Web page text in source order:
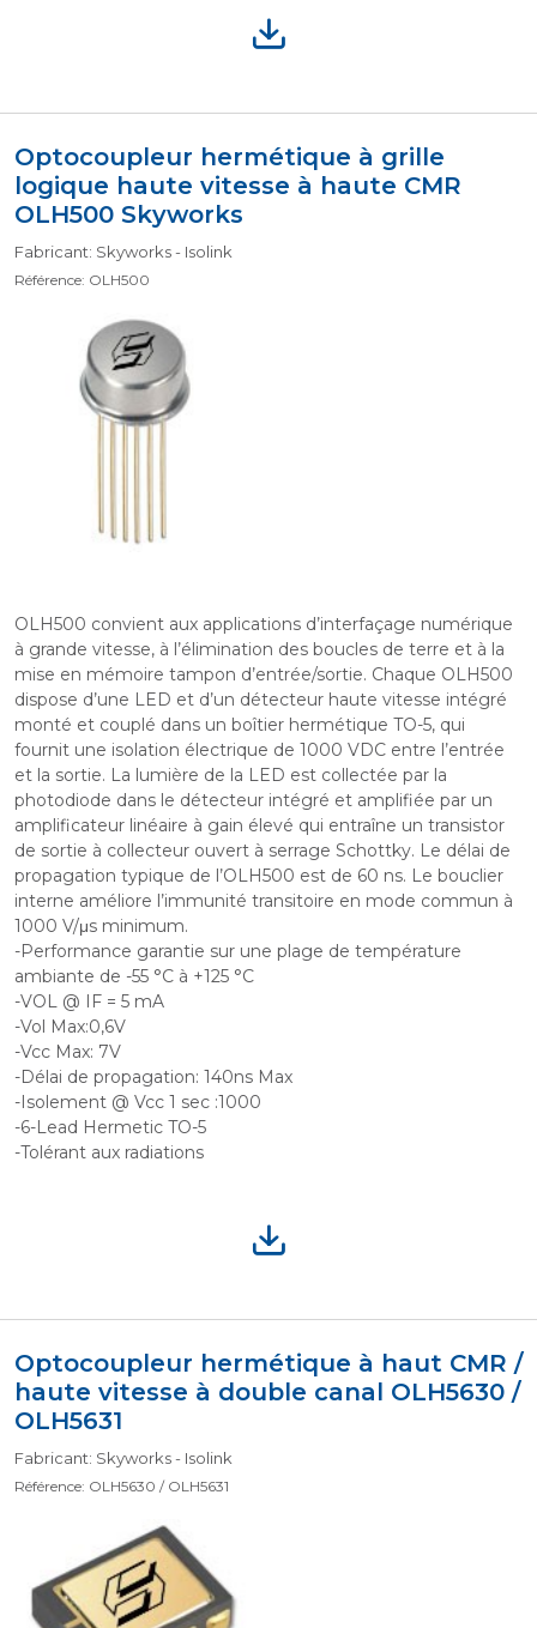
Optocoupleur hermétique à grille
logique haute vitesse à haute CMR
OLH500 Skyworks
Fabricant: Skyworks - Isolink
Référence: OLH500
OLH500 convient aux applications d’interfaçage numérique
à grande vitesse, à l’élimination des boucles de terre et à la
mise en mémoire tampon d’entrée/sortie. Chaque OLH500
dispose d’une LED et d’un détecteur haute vitesse intégré
monté et couplé dans un boîtier hermétique TO-5, qui
fournit une isolation électrique de 1000 VDC entre l’entrée
et la sortie. La lumière de la LED est collectée par la
photodiode dans le détecteur intégré et amplifiée par un
amplificateur linéaire à gain élevé qui entraîne un transistor
de sortie à collecteur ouvert à serrage Schottky. Le délai de
propagation typique de l’OLH500 est de 60 ns. Le bouclier
interne améliore l’immunité transitoire en mode commun à
1000 V/μs minimum.
-Performance garantie sur une plage de température
ambiante de -55 °C à +125 °C
-VOL @ IF = 5 mA
-Vol Max:0,6V
-Vcc Max: 7V
-Délai de propagation: 140ns Max
-Isolement @ Vcc 1 sec :1000
-6-Lead Hermetic TO-5
-Tolérant aux radiations
Optocoupleur hermétique à haut CMR /
haute vitesse à double canal OLH5630 /
OLH5631
Fabricant: Skyworks - Isolink
Référence: OLH5630 / OLH5631